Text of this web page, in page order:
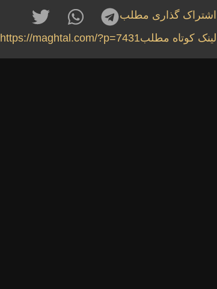
اشتراک گذاری مطلب
لینک کوتاه مطلبhttps://maghtal.com/?p=7431